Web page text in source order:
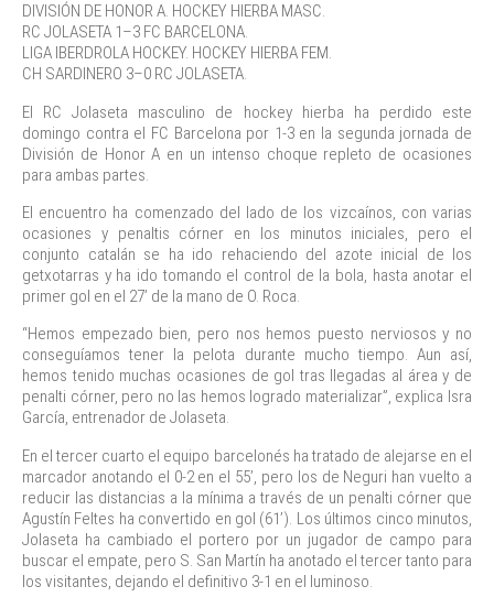
DIVISIÓN DE HONOR A. HOCKEY HIERBA MASC.
RC JOLASETA 1–3 FC BARCELONA.
LIGA IBERDROLA HOCKEY. HOCKEY HIERBA FEM.
CH SARDINERO 3–0 RC JOLASETA.
El RC Jolaseta masculino de hockey hierba ha perdido este
domingo contra el FC Barcelona por 1-3 en la segunda jornada de
División de Honor A en un intenso choque repleto de ocasiones
para ambas partes.
El encuentro ha comenzado del lado de los vizcaínos, con varias
ocasiones y penaltis córner en los minutos iniciales, pero el
conjunto catalán se ha ido rehaciendo del azote inicial de los
getxotarras y ha ido tomando el control de la bola, hasta anotar el
primer gol en el 27’ de la mano de O. Roca.
“Hemos empezado bien, pero nos hemos puesto nerviosos y no
conseguíamos tener la pelota durante mucho tiempo. Aun así,
hemos tenido muchas ocasiones de gol tras llegadas al área y de
penalti córner, pero no las hemos logrado materializar”, explica Isra
García, entrenador de Jolaseta.
En el tercer cuarto el equipo barcelonés ha tratado de alejarse en el
marcador anotando el 0-2 en el 55’, pero los de Neguri han vuelto a
reducir las distancias a la mínima a través de un penalti córner que
Agustín Feltes ha convertido en gol (61’). Los últimos cinco minutos,
Jolaseta ha cambiado el portero por un jugador de campo para
buscar el empate, pero S. San Martín ha anotado el tercer tanto para
los visitantes, dejando el definitivo 3-1 en el luminoso.